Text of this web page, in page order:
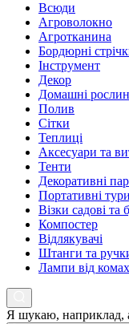
Всюди
Агроволокно
Агротканина
Бордюрні
Інструмент
Декор
Домашні
Полив
Сітки
Теплиці
Аксесуари та
Тенти
Декоративні
Портативні
Візки садові та
Компостер
Відлякувачі
Штанги та
Лампи від комах
Я шукаю, наприклад,